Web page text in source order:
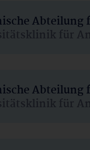
Abteilung
für
Abteilung
für